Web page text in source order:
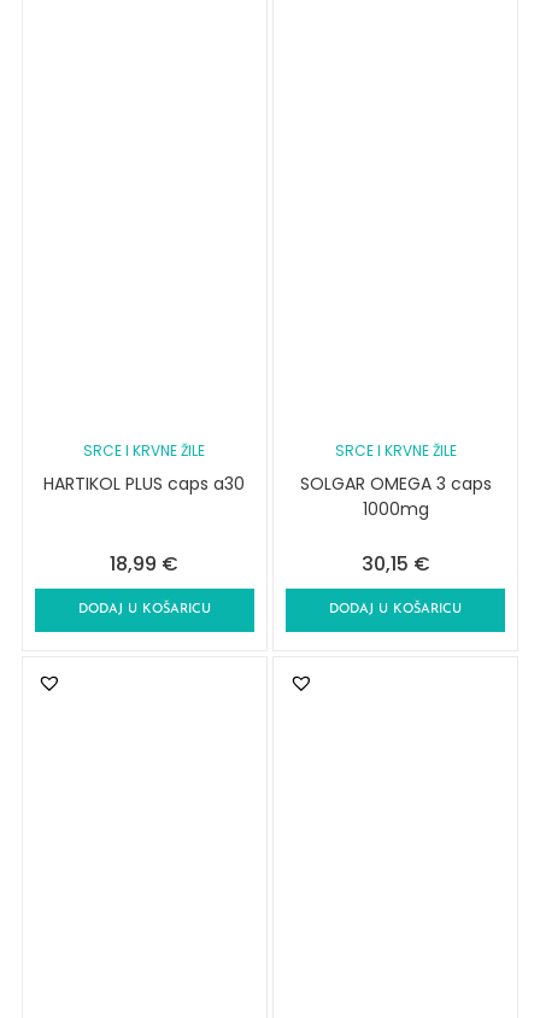
SRCE I KRVNE ŽILE
HARTIKOL PLUS caps a30
18,99 €
DODAJ U KOŠARICU
SRCE I KRVNE ŽILE
SOLGAR OMEGA 3 caps
1000mg
30,15 €
DODAJ U KOŠARICU